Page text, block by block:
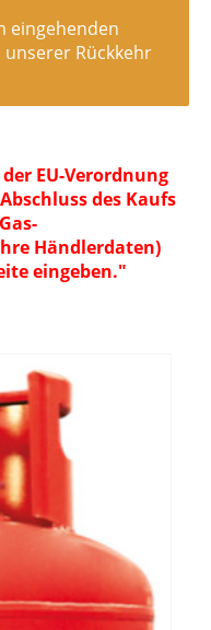
eingehenden
Rückkehr
EU-Verordnung
des Kaufs
Händlerdaten)
eingeben."